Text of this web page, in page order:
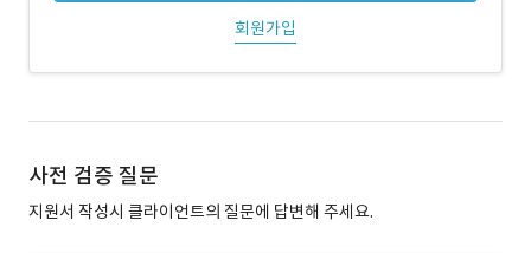
회원가입
사전 검증 질문
지원서 작성시 클라이언트의 질문에 답변해 주세요.